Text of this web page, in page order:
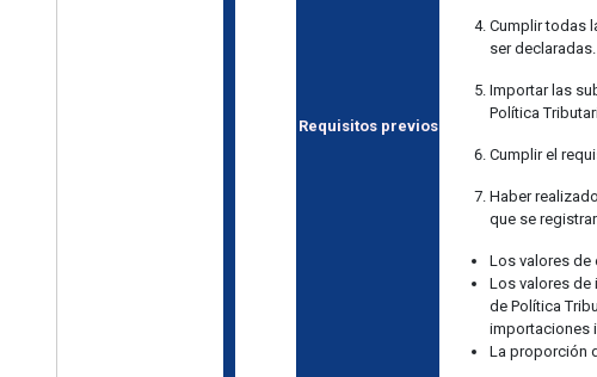
Requisitos previos
Cumplir todas
ser declaradas.
Importar las
Política
Cumplir el
Haber
que se
Los valores de
Los valores de
de Política
importaciones
La proporción